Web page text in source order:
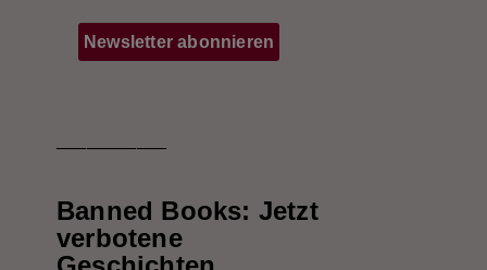
Banned Books: Jetzt
verbotene